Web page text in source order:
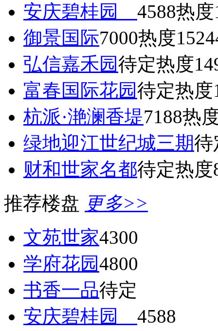
安庆碧桂园 4588热度
御景国际7000热度
弘信嘉禾园待定热度
富春国际花园待定热度
杭派·滟澜香堤7188热
绿地迎江世纪城三期待
财和世家名都待定热度
推荐楼盘 更多>>
文苑世家4300
学府花园4800
书香一品待定
安庆碧桂园 4588